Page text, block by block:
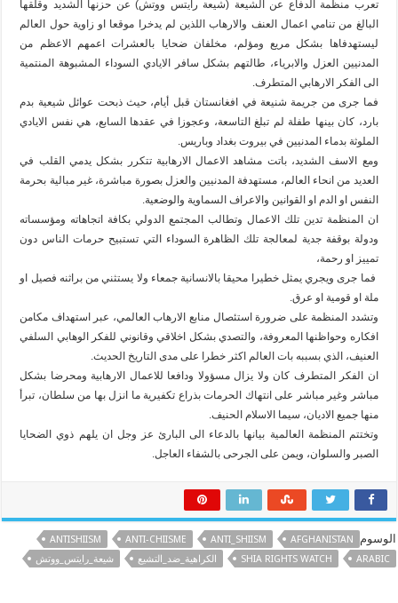
تعرب منظمة الدفاع عن الشيعة (شيعة رايتس ووتش) عن حزنها الشديد وقلقها
البالغ من تنامي اعمال العنف والارهاب اللذين لم يدخرا موقعا او زاوية حول العالم
ليستهدفاها بشكل مريع ومؤلم، مخلفان ضحايا بالعشرات اعمهم الاعظم من
المدنيين العزل والابرياء، طالتهم بشكل سافر الايادي السوداء المشبوهة المنتمية
الى الفكر الارهابي المتطرف.
فما جرى من جريمة شنيعة في افغانستان قبل أيام، حيث ذبحت عوائل شيعية بدم
بارد، كان بينها طفلة لم تبلغ التاسعة، وعجوزا في عقدها السابع، هي نفس الايادي
الملوثة بدماء المدنيين في بيروت بغداد وباريس.
ومع الاسف الشديد، باتت مشاهد الاعمال الارهابية تتكرر بشكل يدمي القلب في
العديد من انحاء العالم، مستهدفة المدنيين والعزل بصورة مباشرة، غير مبالية بحرمة
النفس او الدم او القوانين والاعراف السماوية والوضعية.
ان المنظمة تدين تلك الاعمال وتطالب المجتمع الدولي بكافة اتجاهاته ومؤسساته
ودولة بوقفة جدية لمعالجة تلك الظاهرة السوداء التي تستبيح حرمات الناس دون
تمييز او رحمة،
فما جرى ويجري يمثل خطيرا محيقا بالانسانية جمعاء ولا يستثني من براثنه فصيل او
ملة او قومية او عرق.
وتشدد المنظمة على ضرورة استئصال منابع الارهاب العالمي، عبر استهداف مكامن
افكاره وحواظنها المعروفة، والتصدي بشكل اخلاقي وقانوني للفكر الوهابي السلفي
العنيف، الذي بسببه بات العالم اكثر خطرا على مدى التاريخ الحديث.
ان الفكر المتطرف كان ولا يزال مسؤولا ودافعا للاعمال الارهابية ومحرضا بشكل
مباشر وغير مباشر على انتهاك الحرمات بذراع تكفيرية ما انزل بها من سلطان، تبرأ
منها جميع الاديان، سيما الاسلام الحنيف.
وتختتم المنظمة العالمية بيانها بالدعاء الى البارئ عز وجل ان يلهم ذوي الضحايا
الصبر والسلوان، ويمن على الجرحى بالشفاء العاجل.
الوسوم AFGHANISTAN
ANTI_SHIISM
ANTI-CHIISME
ANTISHIISM
ARABIC
SHIA RIGHTS WATCH الكراهية_ضد_التشيع شيعة_رايتس_ووتش